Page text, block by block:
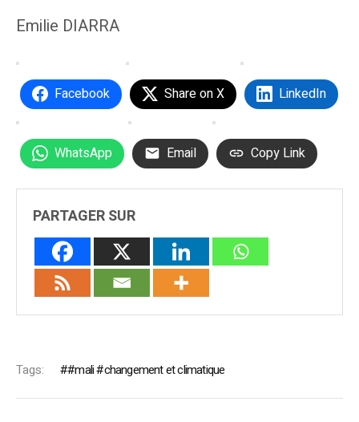
Emilie DIARRA
Facebook Share on X LinkedIn
WhatsApp Email Copy Link
PARTAGER SUR
Tags: #mali #changement et climatique